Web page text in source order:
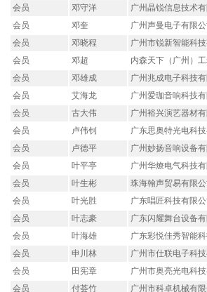
会员
邓守洋
广州晶锐信息技术有
会员
邓奎
广州声曼电子有限公
会员
邓晓程
广州市锐新智能科
会员
邓超
内森天下（广州）
会员
邓雄成
广州兆成电子科技有
会员
艾海龙
广州爱珈音响科技有
会员
古大伟
广州裕兴演艺器材有
会员
卢伟钊
广东思奥特光电科
会员
卢德平
广州妙扬音响设备有
会员
叶平亭
广州华燎电气科技有
会员
叶生彬
珠海翰声贸易有限公
会员
叶光胜
广东唱匠科技有限公
会员
叶志豪
广东闪耀舞台设备有
会员
叶海雄
广东彩悦佳秀智能
会员
申川林
广州市仕联电子科
会员
田宪章
广州市奥亮光电科
会员
付荟竹
广州市科卓机械有限